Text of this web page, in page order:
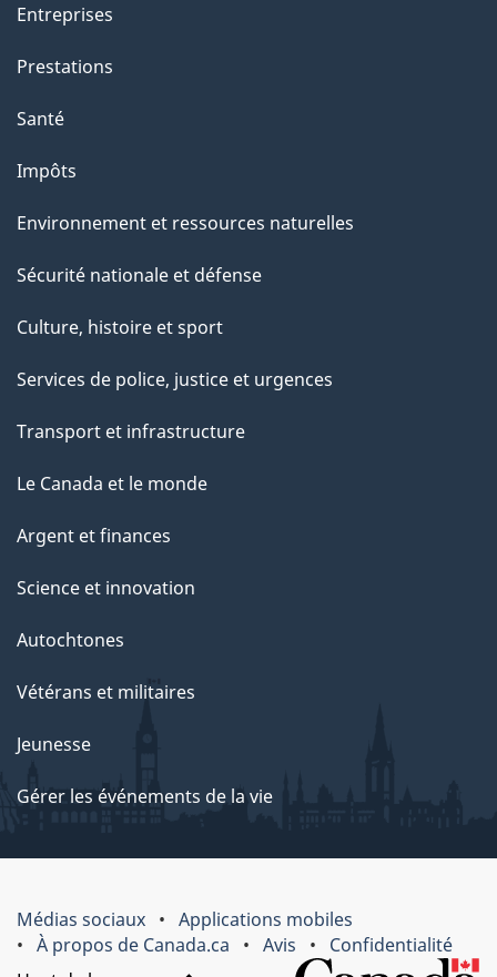
Entreprises
Prestations
Santé
Impôts
Environnement et ressources naturelles
Sécurité nationale et défense
Culture, histoire et sport
Services de police, justice et urgences
Transport et infrastructure
Le Canada et le monde
Argent et finances
Science et innovation
Autochtones
Vétérans et militaires
Jeunesse
Gérer les événements de la vie
Médias sociaux
Applications mobiles
À propos de Canada.ca
Avis
Confidentialité